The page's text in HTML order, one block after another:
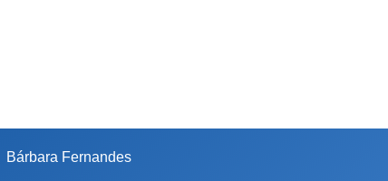
Bárbara Fernandes